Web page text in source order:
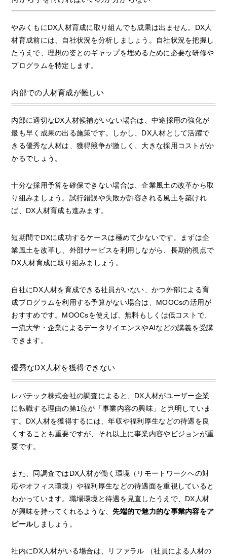
やみくもにDX人材育成に取り組んでも成果は出ません。DX人
材育成前には、自社状況を分析しましょう。自社状況を把握し
たうえで、理想の姿とのギャップを埋めるために必要な研修や
プログラムを特定します。
内部での人材育成が難しい
内部に適切なDX人材候補がいない場合は、中途採用の強化が
最も早く成果の出る施策です。しかし、DX人材として活躍で
きる優秀な人材は、獲得競争が激しく、大きな採用コストがか
かるでしょう。
十分な採用予算を確保できない場合は、企業風土の改革から取
り組みましょう。試行錯誤や失敗が許容される風土を築けれ
ば、DX人材育成も進みます。
短期間でDXに成功するケースは極めて少ないです。まずは企
業風土を改革し、外部サービスを利用しながら、長期的視点で
DX人材育成に取り組みましょう。
自社にDX人材を育成できる社員がいない、かつ外部による育
成プログラムを利用する予算がない場合は、MOOCsの活用が
おすすめです。MOOCsを使えば、無料もしくは低コストで、
一流大学・企業によるデータサイエンスやAIなどの講義を受講
できます。
優秀なDX人材を獲得できない
レバテック株式会社の調査によると、DX人材がユーザー企業
に転職する理由の第1位が「事業内容の興味」と判明していま
す。DX人材を獲得するには、年収や福利厚生などの待遇を良
くすることも重要ですが、それ以上に事業内容やビジョンが重
要です。
また、同調査ではDX人材が働く環境（リモートワークへの対
応やオフィス環境）や福利厚生などの待遇面を重視していると
わかっています。職場環境と待遇を見直したうえで、DX人材
が興味を持ってくれるような、先端的で魅力的な事業内容をア
ピールしましょう。
社内にDX人材がいる場合は、リファラル （社員による人材の